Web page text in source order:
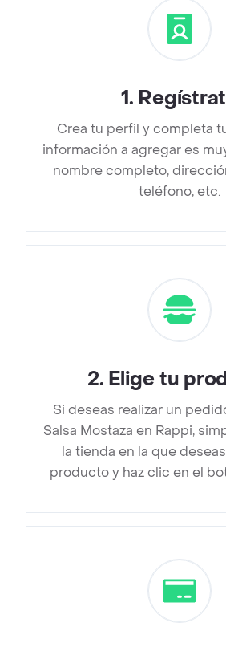
1.
Crea tu perfil y completa
información a agregar es
nombre completo,
teléfono, etc.
2. Elige tu
Si deseas realizar un
Salsa Mostaza en Rappi,
la tienda en la que
producto y haz clic en el